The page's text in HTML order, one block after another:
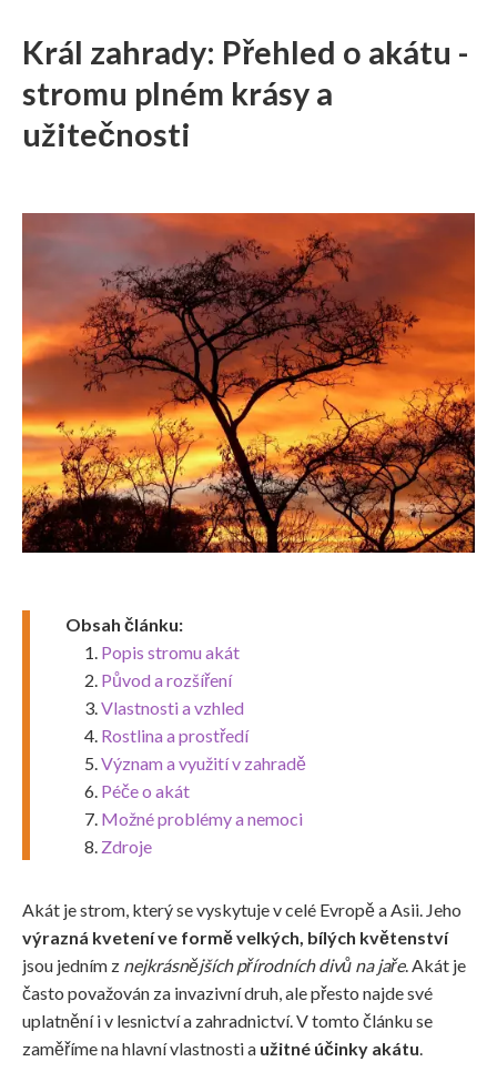
Král zahrady: Přehled o akátu -
stromu plném krásy a
užitečnosti
Obsah článku:
Popis stromu akát
Původ a rozšíření
Vlastnosti a vzhled
Rostlina a prostředí
Význam a využití v zahradě
Péče o akát
Možné problémy a nemoci
Zdroje
Akát je strom, který se vyskytuje v celé Evropě a Asii. Jeho
výrazná kvetení ve formě velkých, bílých květenství
jsou jedním z nejkrásnějších přírodních divů na jaře. Akát je
často považován za invazivní druh, ale přesto najde své
uplatnění i v lesnictví a zahradnictví. V tomto článku se
zaměříme na hlavní vlastnosti a užitné účinky akátu.